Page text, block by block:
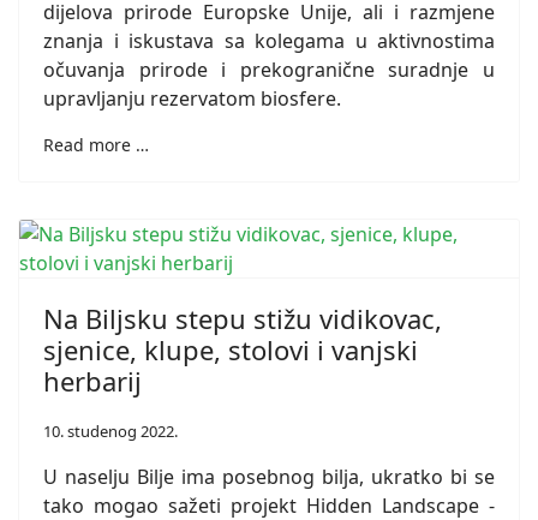
dijelova prirode Europske Unije, ali i razmjene
znanja i iskustava sa kolegama u aktivnostima
očuvanja prirode i prekogranične suradnje u
upravljanju rezervatom biosfere.
Read more …
Na Biljsku stepu stižu vidikovac,
sjenice, klupe, stolovi i vanjski
herbarij
10. studenog 2022.
U naselju Bilje ima posebnog bilja, ukratko bi se
tako mogao sažeti projekt Hidden Landscape -